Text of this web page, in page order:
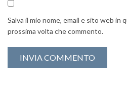
Salva il mio nome, email e sito web in
prossima volta che commento.